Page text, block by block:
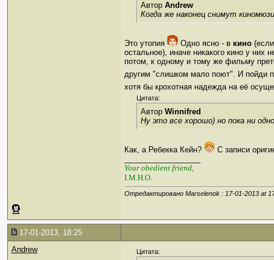
Автор Andrew
Когда же наконец снимут
Это утопия Одно ясно - в кино
остальное), иначе никакого кино у
потом, к одному и тому же фильму
другим "слишком мало поют". И пойди
хотя бы крохотная надежда на её
Цитата:
Автор Winnifred
Ну это все хорошо) но пока ни
Как, а Ребекка Кейн?
С записи
Your obedient friend,
I.M.H.O.
Отредактировано Marselenok : 17-01-2013 at
17-01-2013, 18:25
Andrew
Цитата: